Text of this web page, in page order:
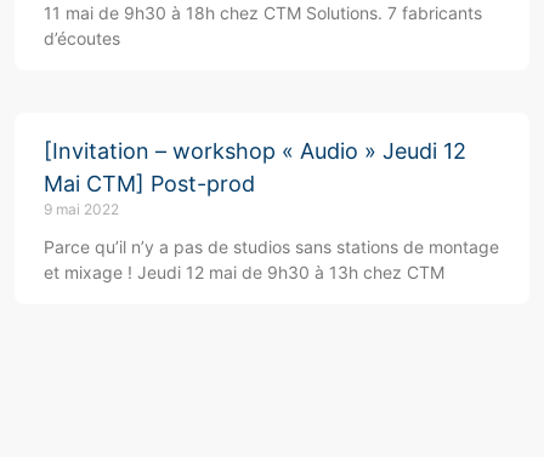
11 mai de 9h30 à 18h chez CTM Solutions. 7 fabricants
d’écoutes
[Invitation – workshop « Audio » Jeudi 12
Mai CTM] Post-prod
9 mai 2022
Parce qu’il n’y a pas de studios sans stations de montage
et mixage ! Jeudi 12 mai de 9h30 à 13h chez CTM